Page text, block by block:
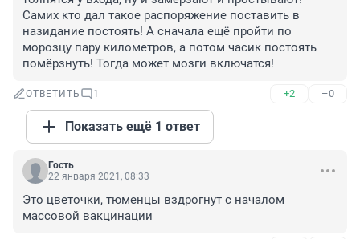
Самих кто дал такое распоряжение поставить в
назидание постоять! А сначала ещё пройти по
морозцу пару километров, а потом часик постоять
помёрзнуть! Тогда может мозги включатся!
ОТВЕТИТЬ 1 +2 –0
Показать ещё 1 ответ
Гость
22 января 2021, 08:33
Это цветочки, тюменцы вздрогнут с началом
массовой вакцинации